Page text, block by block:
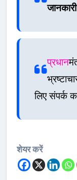
प्रधान
लिए संपर्क
शेयर करें